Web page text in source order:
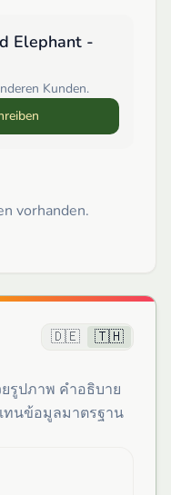
Elephant -
Kunden.
vorhanden.
🇩🇪 🇹🇭
รูปภาพ คำอธิบาย
ทนข้อมูลมาตรฐาน